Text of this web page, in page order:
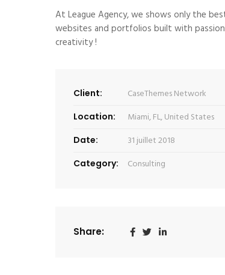
At League Agency, we shows only the
websites and portfolios built with
creativity !
Client: CaseThemes Network
Location: Miami, FL, United States
Date: 31 juillet 2018
Category: Consulting
Share: